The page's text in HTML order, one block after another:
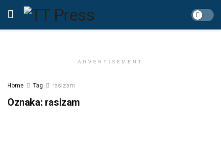
ADVERTISEMENT
Home Tag rasizam
Oznaka: rasizam